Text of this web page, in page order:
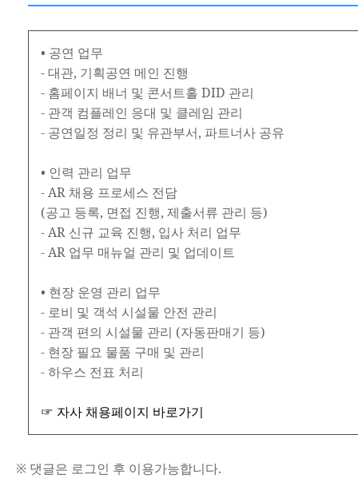
• 공연 업무
- 대관, 기획공연 메인 진행
- 홈페이지 배너 및 콘서트홀 DID 관리
- 관객 컴플레인 응대 및 클레임 관리
- 공연일정 정리 및 유관부서, 파트너사 공유
• 인력 관리 업무
- AR 채용 프로세스 전담
(공고 등록, 면접 진행, 제출서류 관리 등)
- AR 신규 교육 진행, 입사 처리 업무
- AR 업무 매뉴얼 관리 및 업데이트
• 현장 운영 관리 업무
- 로비 및 객석 시설물 안전 관리
- 관객 편의 시설물 관리 (자동판매기 등)
- 현장 필요 물품 구매 및 관리
- 하우스 전표 처리
☞ 자사 채용페이지 바로가기
※ 댓글은 로그인 후 이용가능합니다.